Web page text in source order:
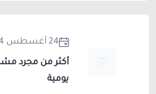
24 أغسطس 2024
أكثر من مجرد
يومية